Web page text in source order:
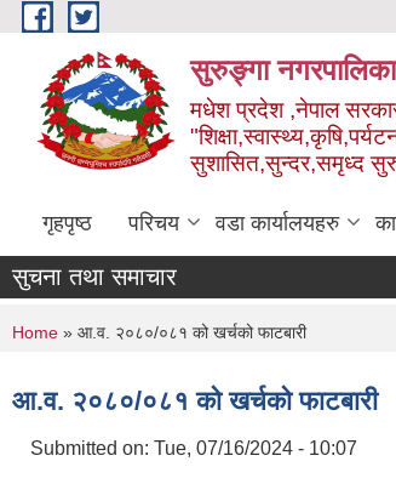
Skip to main content
सुरुङ्‍गा नगरपालिका
मधेश प्रदेश ,नेपाल
सुशासित,सुन्दर,समृध्द
गृहपृष्ठ परिचय वडा कार्यालयहरु
सुचना तथा समाचार
You are here
Home » आ.व. २०८०/०८१ को खर्चको फाटबारी
आ.व. २०८०/०८१ को खर्चको फाटबारी
Submitted on: Tue, 07/16/2024 - 10:07